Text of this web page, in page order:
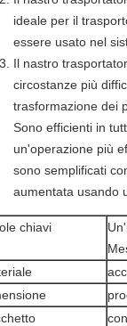
ideale per il
essere usato nel
Il nastro
circostanze più
trasformazione dei
Sono efficienti in
un'operazione più
sono semplificati
aumentata usando
chiavi